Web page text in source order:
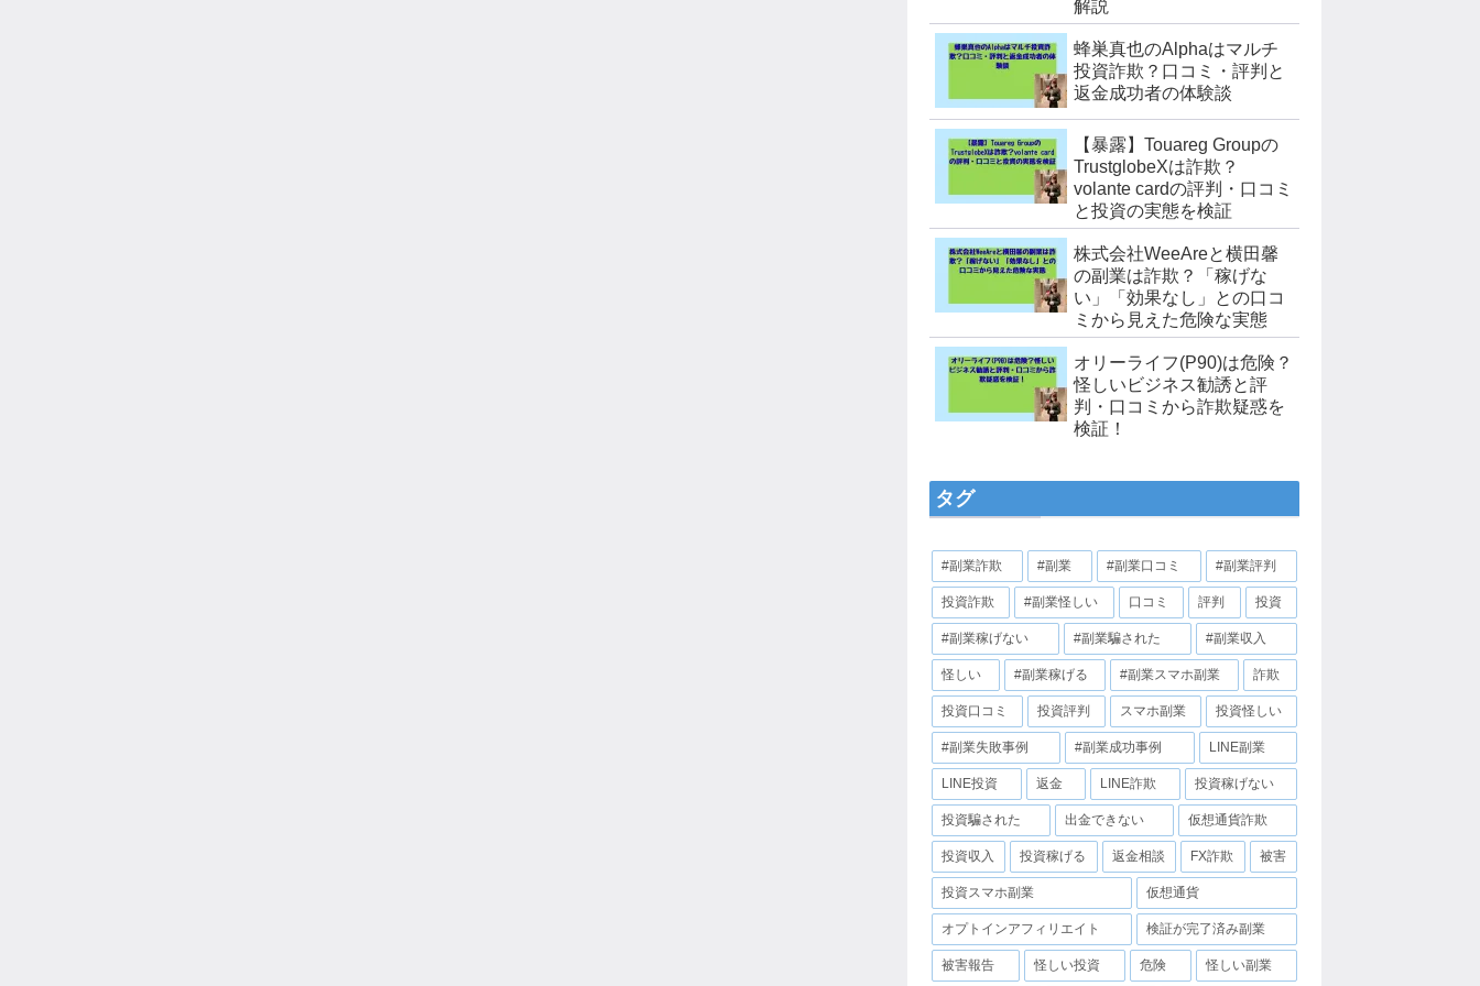
解説
蜂巣真也のAlphaはマルチ
投資詐欺？口コミ・評判と
返金成功者の体験談
【暴露】Touareg Groupの
TrustglobeXは詐欺？
volante cardの評判・口コミ
と投資の実態を検証
株式会社WeeAreと横田馨
の副業は詐欺？「稼げな
い」「効果なし」との口コ
ミから見えた危険な実態
オリーライフ(P90)は危険？
怪しいビジネス勧誘と評
判・口コミから詐欺疑惑を
検証！
タグ
#副業詐欺 #副業 #副業口コミ #副業評判
投資詐欺 #副業怪しい 口コミ 評判 投資
#副業稼げない #副業騙された #副業収入
怪しい #副業稼げる #副業スマホ副業 詐欺
投資口コミ 投資評判 スマホ副業 投資怪しい
#副業失敗事例 #副業成功事例 LINE副業
LINE投資 返金 LINE詐欺 投資稼げない
投資騙された 出金できない 仮想通貨詐欺
投資収入 投資稼げる 返金相談 FX詐欺 被害
投資スマホ副業 仮想通貨
オプトインアフィリエイト 検証が完了済み副業
被害報告 怪しい投資 危険 怪しい副業